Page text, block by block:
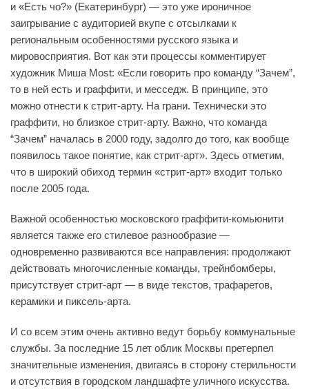
и «Есть чо?» (Екатеринбург) — это уже ироничное
заигрывание с аудиторией вкупе с отсылками к
региональным особенностями русского языка и
мировосприятия. Вот как эти процессы комментирует
художник Миша Most: «Если говорить про команду “Зачем”,
то в ней есть и граффити, и месседж. В принципе, это
можно отнести к стрит-арту. На грани. Технически это
граффити, но близкое стрит-арту. Важно, что команда
“Зачем” началась в 2000 году, задолго до того, как вообще
появилось такое понятие, как стрит-арт». Здесь отметим,
что в широкий обиход термин «стрит-арт» входит только
после 2005 года.
Важной особенностью московского граффити-комьюнити
является также его стилевое разнообразие —
одновременно развиваются все направления: продолжают
действовать многочисленные команды, трейнбомберы,
присутствует стрит-арт — в виде текстов, трафаретов,
керамики и пиксель-арта.
И со всем этим очень активно ведут борьбу коммунальные
службы. За последние 15 лет облик Москвы претерпел
значительные изменения, двигаясь в сторону стерильности
и отсутствия в городском ландшафте уличного искусства.